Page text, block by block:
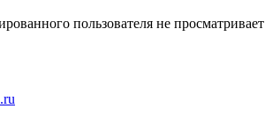
пользователя не